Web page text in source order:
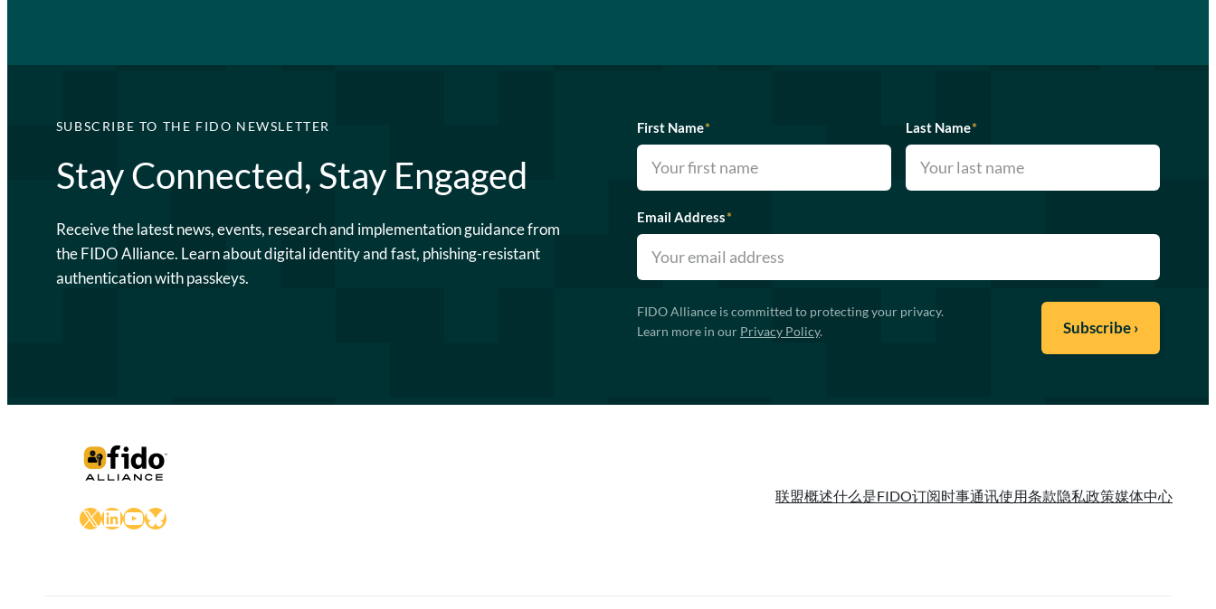
SUBSCRIBE TO THE FIDO NEWSLETTER
Stay Connected, Stay Engaged
Receive the latest news, events, research and implementation guidance from
the FIDO Alliance. Learn about digital identity and fast, phishing-resistant
authentication with passkeys.
First Name* Last Name*
Email Address*
FIDO Alliance is committed to protecting your privacy.
Learn more in our Privacy Policy.
X LinkedIn
YouTube
Bluesky
联盟概述什么是FIDO订阅时事通讯使用条款隐私政策媒体中心